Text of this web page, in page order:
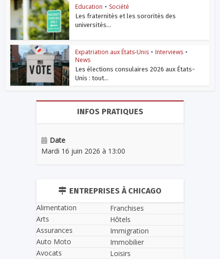
Education • Société
Les fraternités et les sororités des
universités...
Expatriation aux États-Unis • Interviews •
News
Les élections consulaires 2026 aux États-
Unis : tout...
INFOS PRATIQUES
Date
Mardi 16 juin 2026 à 13:00
ENTREPRISES À CHICAGO
Alimentation
Arts
Assurances
Auto Moto
Avocats
Franchises
Hôtels
Immigration
Immobilier
Loisirs